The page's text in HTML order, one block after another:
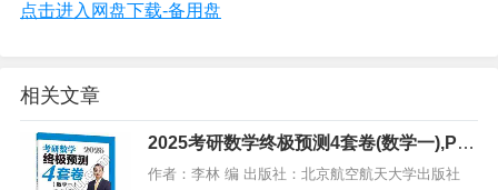
点击进入网盘下载-备用盘
相关文章
2025考研数学终极预测4套卷(数学一),PD
F电子书下载
作者：李林 编 出版社：北京航空航天大学出版社